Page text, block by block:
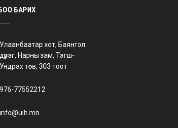
БАРИХ
Улаанбаатар хот, Баянгол
дүүрэг, Нарны зам, Тэгш-
Ундрах төв, 303 тоот
976-77552212
info@uih.mn